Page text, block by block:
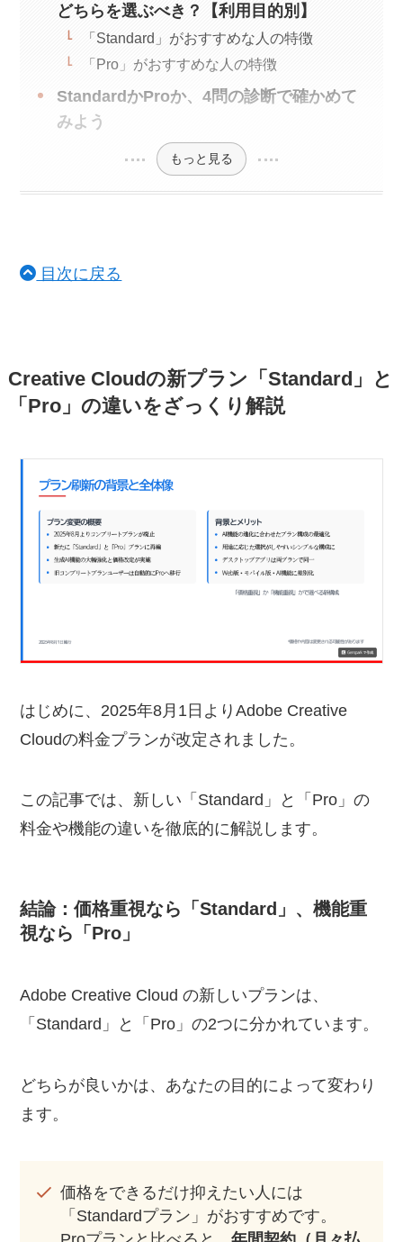
どちらを選ぶべき？【利用目的別】
「Standard」がおすすめな人の特徴
「Pro」がおすすめな人の特徴
StandardかProか、4問の診断で確かめて
みよう
もっと見る
目次に戻る
Creative Cloudの新プラン「Standard」と
「Pro」の違いをざっくり解説
はじめに、2025年8月1日よりAdobe Creative
Cloudの料金プランが改定されました。
この記事では、新しい「Standard」と「Pro」の
料金や機能の違いを徹底的に解説します。
結論：価格重視なら「Standard」、機能重
視なら「Pro」
Adobe Creative Cloud の新しいプランは、
「Standard」と「Pro」の2つに分かれています。
どちらが良いかは、あなたの目的によって変わり
ます。
価格をできるだけ抑えたい人には
「Standardプラン」がおすすめです。